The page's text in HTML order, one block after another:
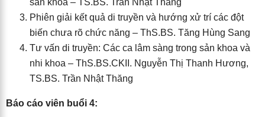
sản khoa – TS.BS. Trần Nhật Thăng
Phiên giải kết quả di truyền và hướng xử trí các đột
biến chưa rõ chức năng – ThS.BS. Tăng Hùng Sang
Tư vấn di truyền: Các ca lâm sàng trong sản khoa và
nhi khoa – ThS.BS.CKII. Nguyễn Thị Thanh Hương,
TS.BS. Trần Nhật Thăng
Báo cáo viên buổi 4: